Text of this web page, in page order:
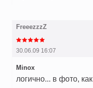
FreeezzzZ
30.06.09 16:07
Minox
логично... в фото,